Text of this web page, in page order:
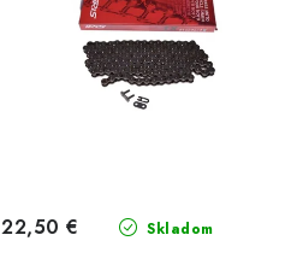
Skladom
22,50 €